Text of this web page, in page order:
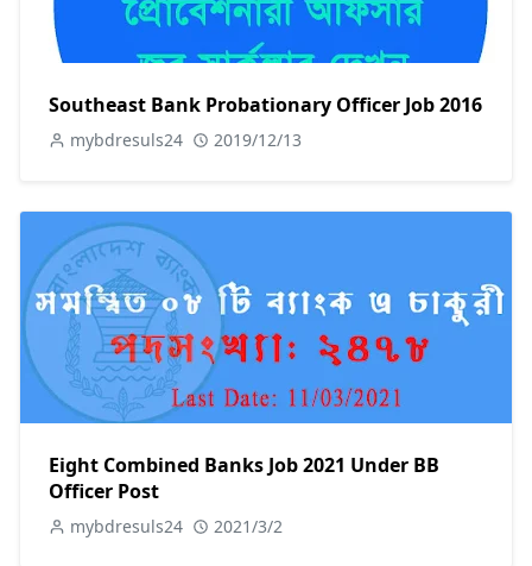
Southeast Bank Probationary Officer Job 2016
mybdresuls24 2019/12/13
Eight Combined Banks Job 2021 Under BB
Officer Post
mybdresuls24 2021/3/2